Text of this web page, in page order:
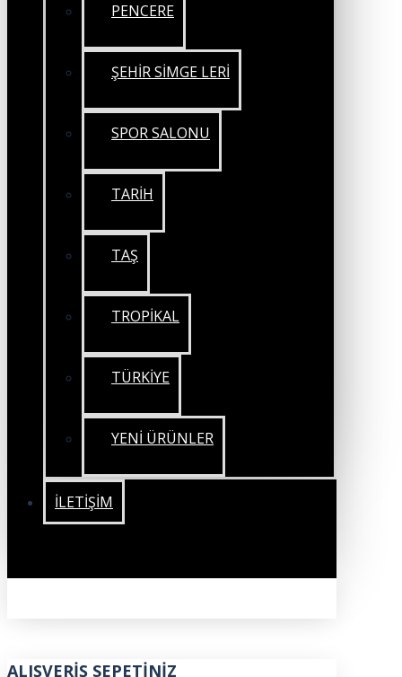
PENCERE
ŞEHİR SİMGE LERİ
SPOR SALONU
TARİH
TAŞ
TROPİKAL
TÜRKİYE
YENİ ÜRÜNLER
İLETIŞIM
ALIŞVERIŞ SEPETINIZ